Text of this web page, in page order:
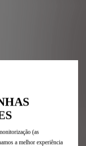
newsletter
(as
a melhor experiência